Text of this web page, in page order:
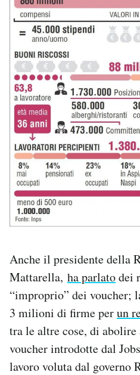
Anche il presidente della
Mattarella, ha parlatodei
“improprio” dei voucher;
3 milioni di firme perun
tra le altre cose, di abolire
voucher introdotte dal
lavoro voluta dal governo